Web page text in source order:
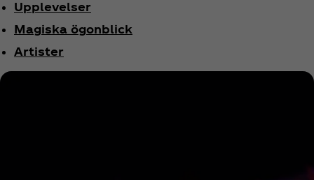
Upplevelser
Magiska ögonblick
Artister